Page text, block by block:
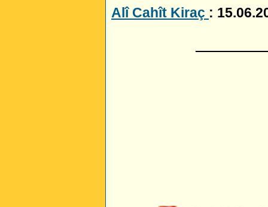
Alî Cahît Kiraç :